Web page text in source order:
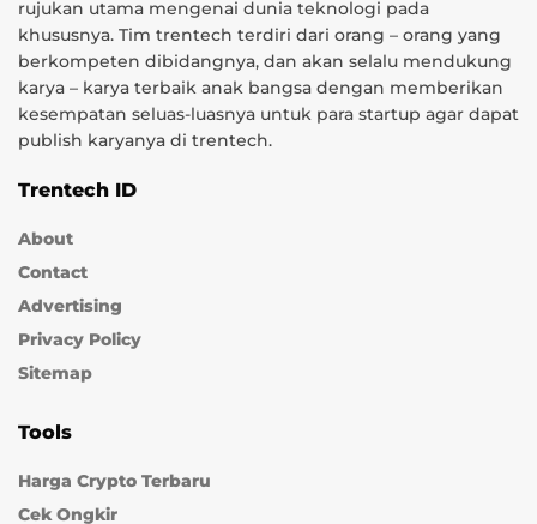
rujukan utama mengenai dunia teknologi pada
khususnya. Tim trentech terdiri dari orang – orang yang
berkompeten dibidangnya, dan akan selalu mendukung
karya – karya terbaik anak bangsa dengan memberikan
kesempatan seluas-luasnya untuk para startup agar dapat
publish karyanya di trentech.
Trentech ID
About
Contact
Advertising
Privacy Policy
Sitemap
Tools
Harga Crypto Terbaru
Cek Ongkir